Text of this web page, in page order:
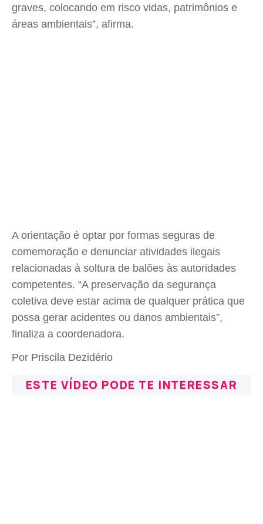
graves, colocando em risco vidas, patrimônios e
áreas ambientais”, afirma.
A orientação é optar por formas seguras de
comemoração e denunciar atividades ilegais
relacionadas à soltura de balões às autoridades
competentes. “A preservação da segurança
coletiva deve estar acima de qualquer prática que
possa gerar acidentes ou danos ambientais”,
finaliza a coordenadora.
Por Priscila Dezidério
ESTE VÍDEO PODE TE INTERESSAR